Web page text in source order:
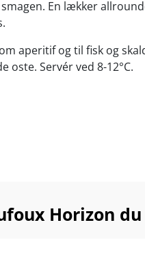
En lækker
aperitif og til fisk og
oste. Servér ved 8-12°C.
Horizon du